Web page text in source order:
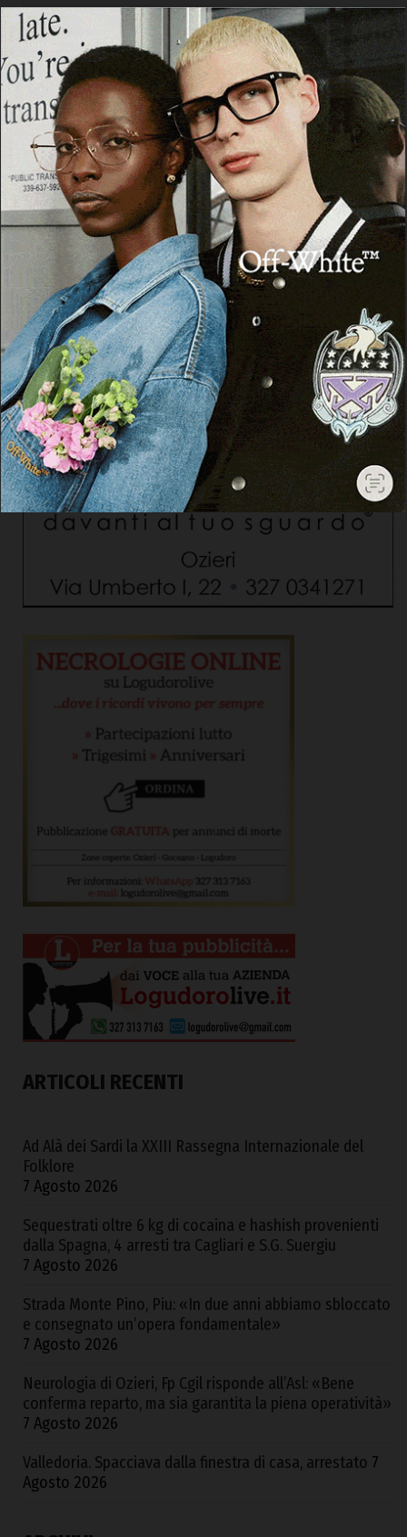
Cerca
Facebook
Threads
Instagram
X YouTube
ARTICOLI RECENTI
Ad Alà dei Sardi la XXIII Rassegna Internazionale del
Folklore
7 Agosto 2026
Sequestrati oltre 6 kg di cocaina e hashish provenienti
dalla Spagna, 4 arresti tra Cagliari e S.G. Suergiu
7 Agosto 2026
Strada Monte Pino, Piu: «In due anni abbiamo sbloccato
e consegnato un’opera fondamentale»
7 Agosto 2026
Neurologia di Ozieri, Fp Cgil risponde all’Asl: «Bene
conferma reparto, ma sia garantita la piena operatività»
7 Agosto 2026
Valledoria. Spacciava dalla finestra di casa, arrestato 7
Agosto 2026